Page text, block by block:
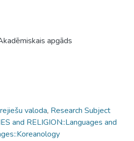
apgāds
valoda, Research Subject
and RELIGION::Languages and